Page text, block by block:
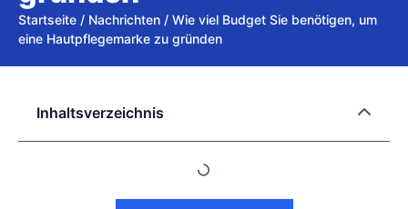
Startseite / Nachrichten / Wie viel Budget Sie benötigen, um
eine Hautpflegemarke zu gründen
Inhaltsverzeichnis